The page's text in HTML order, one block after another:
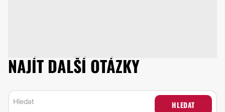
NAJÍT DALŠÍ OTÁZKY
HLEDAT